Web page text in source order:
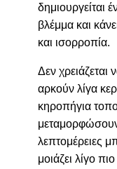
δημιουργείται
βλέμμα και
και ισορροπία.
Δεν
αρκούν λίγα
κηροπήγια
λεπτομέρειες
μοιάζει λίγο